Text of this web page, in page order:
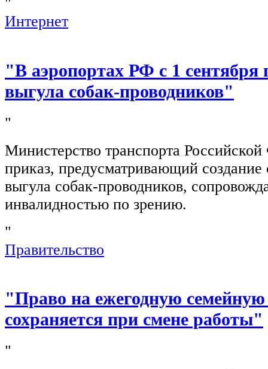
Интернет
"В аэропортах РФ с 1 сентября
выгула собак-проводников"
"
Министерство транспорта
приказ, предусматривающий создание
выгула собак-проводников,
инвалидностью по зрению.
"
Правительство
"Право на ежегодную
сохраняется при смене работы"
"